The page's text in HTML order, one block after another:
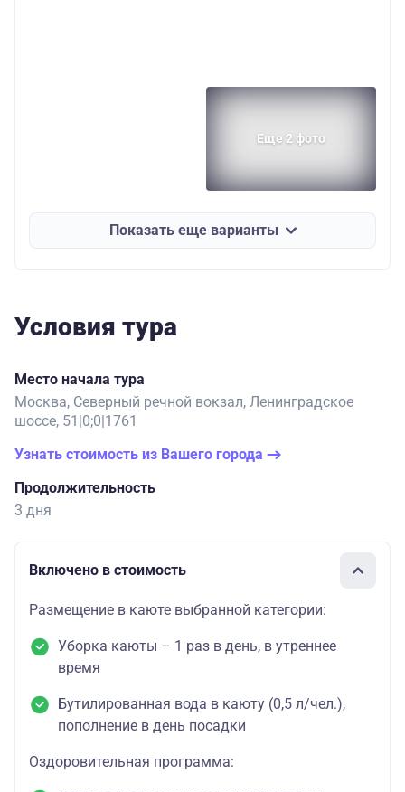
Еще 2 фото
Показать еще варианты
Условия тура
Место начала тура
Москва, Северный речной вокзал, Ленинградское
шоссе, 51|0;0|1761
Узнать стоимость из Вашего города
Продолжительность
3 дня
Включено в стоимость
Размещение в каюте выбранной категории:
Уборка каюты – 1 раз в день, в утреннее
время
Бутилированная вода в каюту (0,5 л/чел.),
пополнение в день посадки
Оздоровительная программа: